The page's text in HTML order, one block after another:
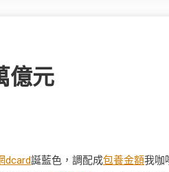
億元
dcard誕藍色，調配成包養金額我咖